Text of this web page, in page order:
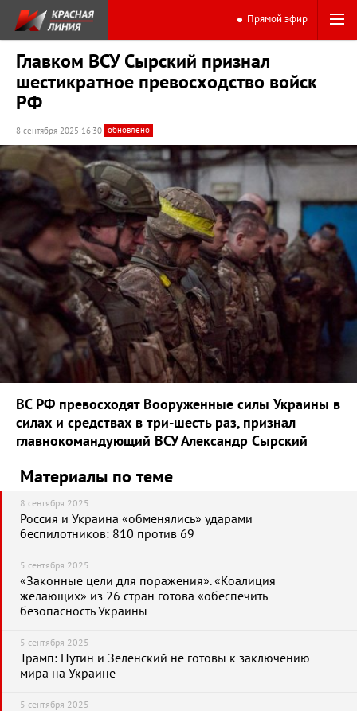
Прямой эфир
Главком ВСУ Сырский признал
шестикратное превосходство войск
РФ
8 сентября 2025 16:30 обновлено
ВС РФ превосходят Вооруженные силы Украины в
силах и средствах в три-шесть раз, признал
главнокомандующий ВСУ Александр Сырский
Материалы по теме
8 сентября 2025
Россия и Украина «обменялись» ударами
беспилотников: 810 против 69
5 сентября 2025
«Законные цели для поражения». «Коалиция
желающих» из 26 стран готова «обеспечить
безопасность Украины
5 сентября 2025
Трамп: Путин и Зеленский не готовы к заключению
мира на Украине
5 сентября 2025